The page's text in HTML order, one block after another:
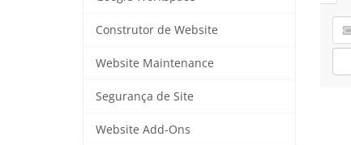
Construtor de Website
Website Maintenance
Segurança de Site
Website Add-Ons